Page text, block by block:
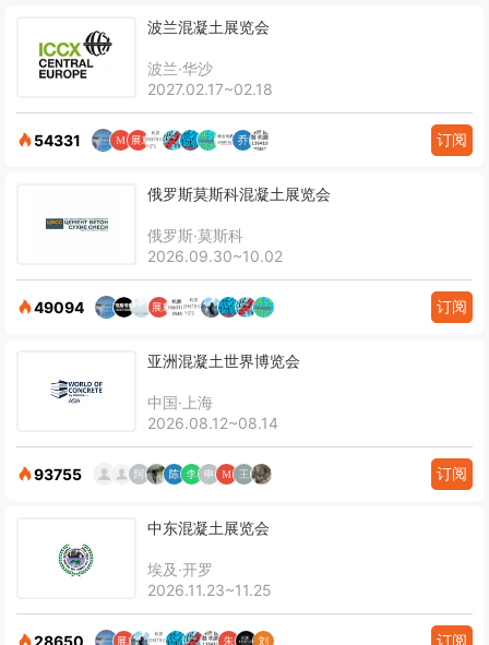
波兰混凝土展览会
波兰·华沙
2027.02.17~02.18
54331 订阅
俄罗斯莫斯科混凝土展览会
俄罗斯·莫斯科
2026.09.30~10.02
49094 订阅
亚洲混凝土世界博览会
中国·上海
2026.08.12~08.14
93755 订阅
中东混凝土展览会
埃及·开罗
2026.11.23~11.25
28650 订阅